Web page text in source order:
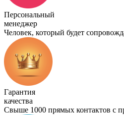
Персональный
менеджер
Человек, который будет
Гарантия
качества
Свыше 1000 прямых контактов с